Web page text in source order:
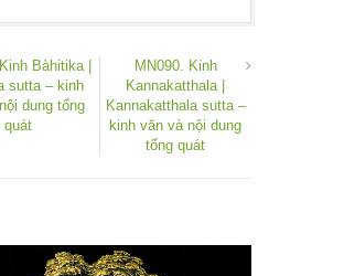
Bàhitika |
sutta – kinh
dung tổng
quát
MN090. Kinh
Kannakatthala |
Kannakatthala sutta –
kinh văn và nội dung
tổng quát